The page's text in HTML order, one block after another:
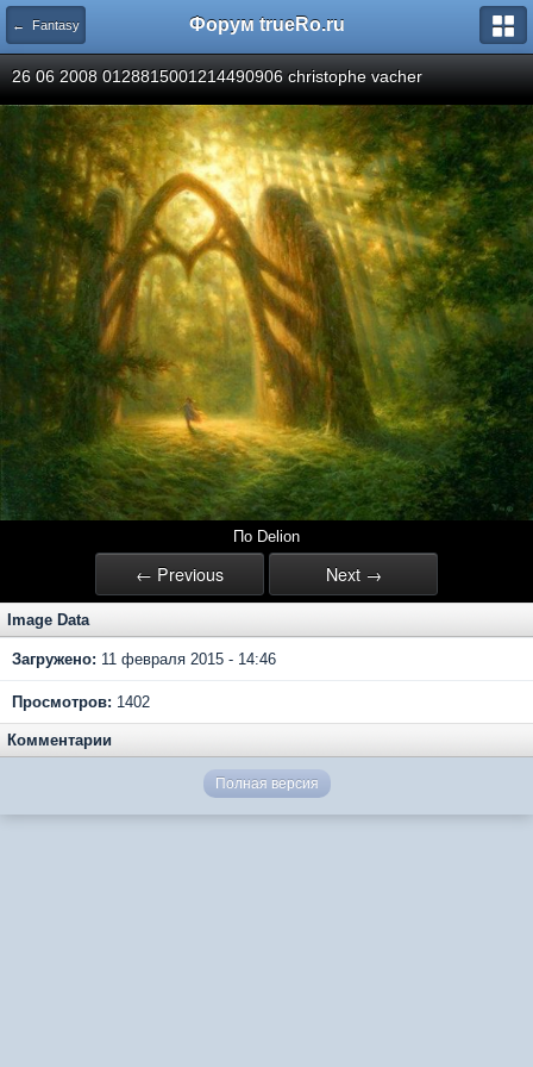
← Fantasy Форум trueRo.ru
26 06 2008 0128815001214490906 christophe vacher
По Delion
← Previous Next →
Image Data
Загружено: 11 февраля 2015 - 14:46
Просмотров: 1402
Комментарии
Полная версия